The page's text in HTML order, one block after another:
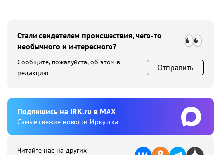
Стали свидетелем происшествия, чего-то
необычного и интересного?
Сообщите, пожалуйста, об этом в
редакцию
Отправить
Подпишиcь на IRK.ru в MAX
Cамые свежие новости Иркутска
Читайте нас на других